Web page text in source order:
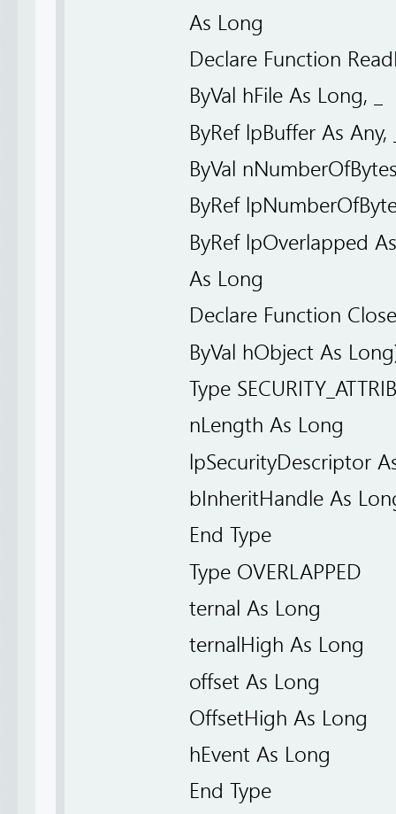
As Long
Declare Function
ByVal hFile As Long, _
ByRef lpBuffer As Any,
ByVal
ByRef
ByRef lpOverlapped
As Long
Declare Function
ByVal hObject As
Type
nLength As Long
lpSecurityDescriptor
bInheritHandle As
End Type
Type OVERLAPPED
ternal As Long
ternalHigh As Long
offset As Long
OffsetHigh As Long
hEvent As Long
End Type